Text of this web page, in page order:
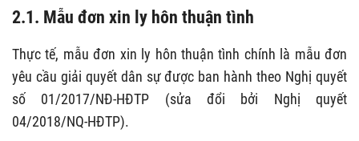
2.1. Mẫu đơn xin ly hôn thuận tình
Thực tế, mẫu đơn xin ly hôn thuận tình chính là mẫu đơn
yêu cầu giải quyết dân sự được ban hành theo Nghị quyết
số 01/2017/NĐ-HĐTP (sửa đổi bởi Nghị quyết
04/2018/NQ-HĐTP).